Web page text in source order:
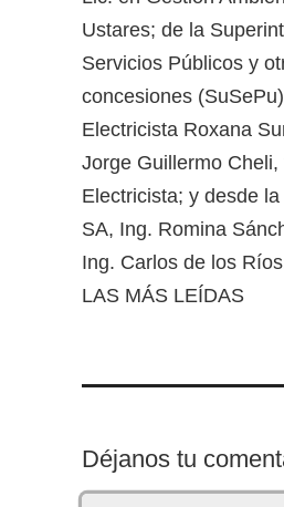
Ustares; de la
Servicios Públicos y
concesiones
Electricista Roxana
Jorge Guillermo Cheli,
Electricista; y desde
SA, Ing. Romina
Ing. Carlos de los
LAS MÁS LEÍDAS
Déjanos tu